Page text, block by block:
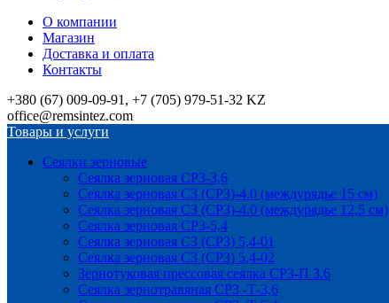
О компании
Магазин
Доставка и оплата
Контакты
+380 (67) 009-09-91, +7 (705) 979-51-32 KZ
office@remsintez.com
Товары и услуги
Сеялки зерновые
Сеялка зерновая СРЗ-3,6
Сеялка зерновая СЗ (СРЗ)-4.0 (междурядье 15 см)
Сеялка зерновая СЗ (СРЗ)-4.0 (междурядье 12,5 см)
Сеялка зерновая СРЗ-5,4
Сеялка зерновая СЗ (СРЗ) 5,4-01
Сеялка зерновая СЗ (СРЗ) 5,4-02
Зернотуковая прессовая сеялка СРЗ-П 3.6
Сеялка зернотравяная СРЗ -Т-3,6